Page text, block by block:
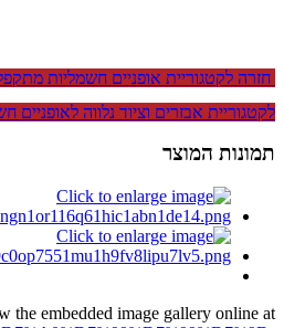
חזרה לקטגוריית אופניים חשמליות
לקטגוריית אבזרים וציוד נלווה לאופניים
תמונות המוצר
the embedded image gallery online at: